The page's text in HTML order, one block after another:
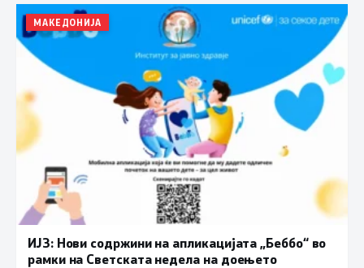
МАКЕДОНИЈА
ИЈЗ: Нови содржини на апликацијата „Беббо“ во
рамки на Светската недела на доењето